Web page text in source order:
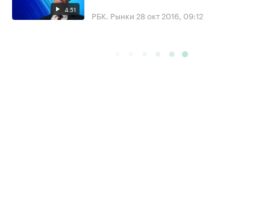
4:51 РБК. Рынки 28 окт 2016, 09:12